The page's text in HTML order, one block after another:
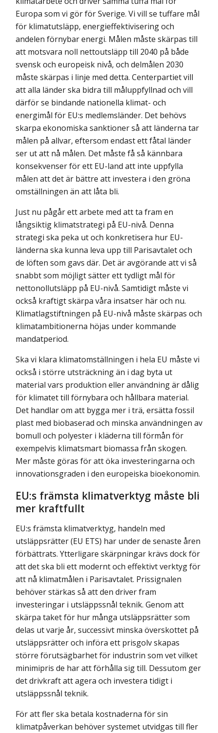
Europa som vi gör för Sverige. Vi vill se tuffare mål
för klimatutsläpp, energieffek­tivisering och
andelen förnybar energi. Målen måste skärpas till
att motsvara noll nettoutsläpp till 2040 på både
svensk och europeisk nivå, och delmålen 2030
måste skärpas i linje med detta. Centerpartiet vill
att alla länder ska bidra till måluppfyllnad och vill
därför se bindande nationella klimat- och
energimål för EU:s medlemsländer. Det behövs
skarpa ekonomiska sanktioner så att länderna tar
målen på allvar, eftersom endast ett fåtal länder
ser ut att nå målen. Det måste få så kännbara
konsekvenser för ett EU-land att inte uppfylla
målen att det är bättre att investera i den gröna
omställningen än att låta bli.
Just nu pågår ett arbete med att ta fram en
långsiktig klimatstrategi på EU-nivå. Denna
strategi ska peka ut och konkretisera hur EU-
länderna ska kunna leva upp till Parisavtalet och
de löften som gavs där. Det är avgörande att vi så
snabbt som möjligt sätter ett tydligt mål för
nettonollutsläpp på EU-nivå. Samtidigt måste vi
också kraftigt skärpa våra insatser här och nu.
Klimatlagstiftningen på EU-nivå måste skärpas och
klimatambitionerna höjas under kommande
mandatperiod.
Ska vi klara klimatomställningen i hela EU måste vi
också i större utsträckning än i dag byta ut
material vars produktion eller användning är dålig
för klimatet till förnybara och hållbara material.
Det handlar om att bygga mer i trä, ersätta fossil
plast med bio­baserad och minska användningen av
bomull och polyester i kläderna till förmån för
exempelvis klimatsmart biomassa från skogen.
Mer måste göras för att öka investe­ringarna och
innovationsgraden i den europeiska bioekonomin.
EU:s främsta klimatverktyg måste bli
mer kraftfullt
EU:s främsta klimatverktyg, handeln med
utsläppsrätter (EU ETS) har under de senaste åren
förbättrats. Ytterligare skärpningar krävs dock för
att det ska bli ett modernt och effektivt verktyg för
att nå klimatmålen i Parisavtalet. Prissignalen
behöver stärkas så att den driver fram
investeringar i utsläppssnål teknik. Genom att
skärpa taket för hur många utsläppsrätter som
delas ut varje år, successivt minska överskottet på
utsläpps­rätter och införa ett prisgolv skapas
större förutsägbarhet för industrin som vet vilket
minimipris de har att förhålla sig till. Dessutom ger
det drivkraft att agera och investera tidigt i
utsläppssnål teknik.
För att fler ska betala kostnaderna för sin
klimatpåverkan behöver systemet utvidgas till fler